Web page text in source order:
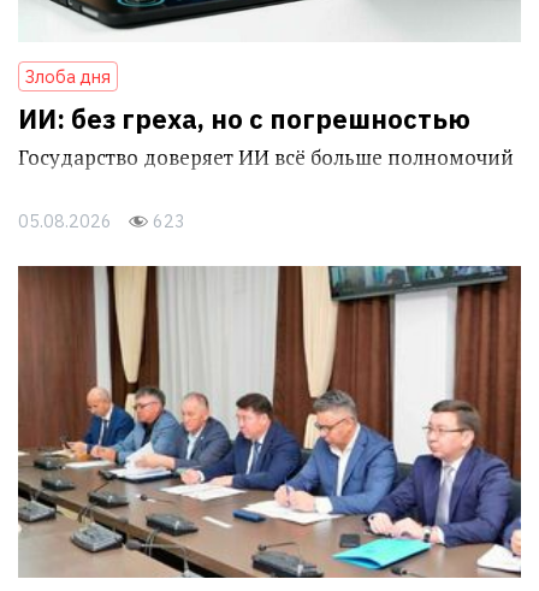
Злоба дня
ИИ: без греха, но с погрешностью
Государство доверяет ИИ всё больше полномочий
05.08.2026 623